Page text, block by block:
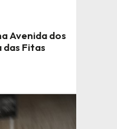
Avenida dos
das Fitas